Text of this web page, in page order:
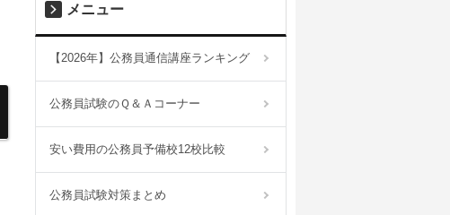
メニュー
【2026年】公務員通信講座ランキング
公務員試験のＱ＆Ａコーナー
安い費用の公務員予備校12校比較
公務員試験対策まとめ